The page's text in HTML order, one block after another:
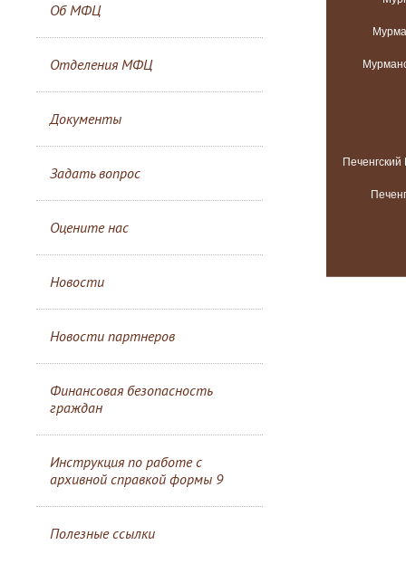
Об МФЦ
Отделения МФЦ
Документы
Задать вопрос
Оцените нас
Новости
Новости партнеров
Финансовая безопасность
граждан
Инструкция по работе с
архивной справкой формы 9
Полезные ссылки